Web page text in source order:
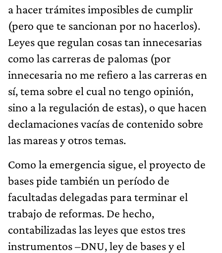
a hacer trámites imposibles de cumplir
(pero que te sancionan por no hacerlos).
Leyes que regulan cosas tan innecesarias
como las carreras de palomas (por
innecesaria no me refiero a las carreras en
sí, tema sobre el cual no tengo opinión,
sino a la regulación de estas), o que hacen
declamaciones vacías de contenido sobre
las mareas y otros temas.
Como la emergencia sigue, el proyecto de
bases pide también un período de
facultadas delegadas para terminar el
trabajo de reformas. De hecho,
contabilizadas las leyes que estos tres
instrumentos –DNU, ley de bases y el